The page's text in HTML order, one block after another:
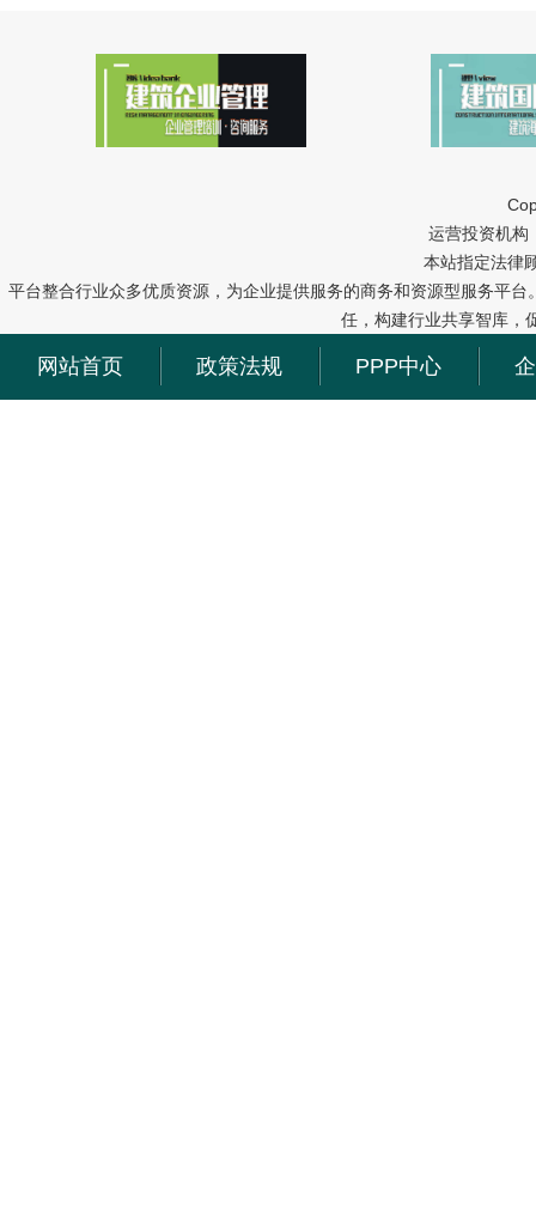
运营投资机构
本站指定法律
平台整合行业众多优质资源，为企业提供服务的商务和资源型服务平
任，构建行业共享智库，
网站首页 政策法规 PPP中心